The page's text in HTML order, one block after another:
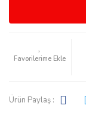
Ürün Paylaş :